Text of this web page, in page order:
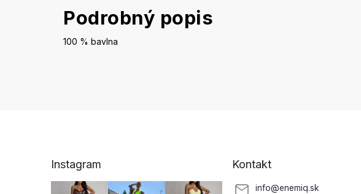
Podrobný popis
100 % bavlna
Instagram Kontakt
info@enemiq.sk